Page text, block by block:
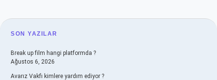
SIDEBAR
SON YAZILAR
Break up film hangi platformda ?
Ağustos 6, 2026
Avarız Vakfı kimlere yardım ediyor ?